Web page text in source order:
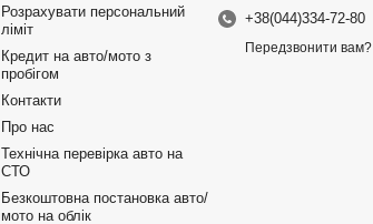
Розрахувати персональний
ліміт
Кредит на авто/мото з
пробігом
Контакти
Про нас
Технічна перевірка авто на
СТО
Безкоштовна постановка авто/
мото на облік
+38(044)334-72-80
Передзвонити вам?